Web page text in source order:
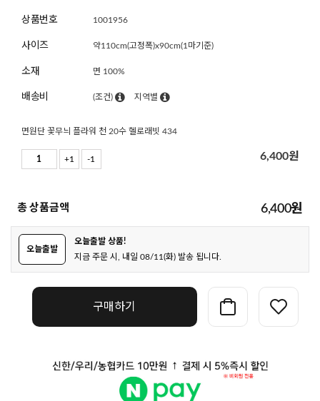
상품번호 1001956
사이즈 약110cm(고정폭)x90cm(1마기준)
소재 면 100%
배송비 (조건) 지역별
면원단 꽃무늬 플라워 천 20수 헬로래빗 434
+1 -1 6,400원
총 상품금액 6,400원
오늘출발
오늘출발 상품!
지금 주문 시, 내일 08/11(화) 발송 됩니다.
구매하기